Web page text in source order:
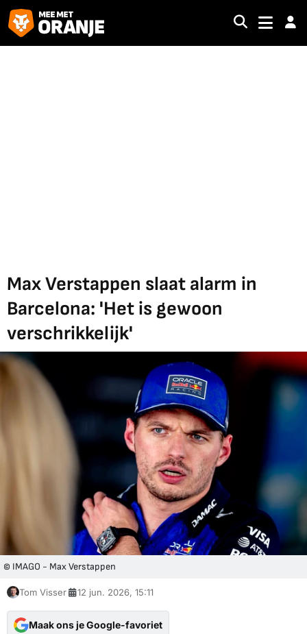
Max Verstappen slaat alarm in
Barcelona: 'Het is gewoon
verschrikkelijk'
© IMAGO - Max Verstappen
Tom Visser 12 jun. 2026, 15:11
Maak ons je Google-favoriet